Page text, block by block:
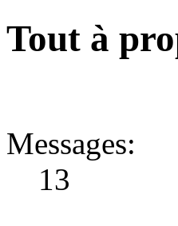
Tout à
Messages:
13